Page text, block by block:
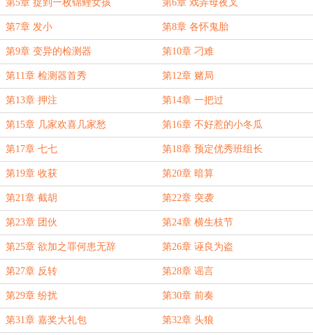
第5章 捉到一枚锦鲤女孩 第6章 戏弄母夜叉
第7章 发小 第8章 各怀鬼胎
第9章 变异的检测器 第10章 刁难
第11章 检测器首秀 第12章 赌局
第13章 押注 第14章 一把过
第15章 几家欢喜几家愁 第16章 不好惹的小冬瓜
第17章 七七 第18章 预定优秀班组长
第19章 收获 第20章 暗算
第21章 截胡 第22章 突袭
第23章 团伙 第24章 横生枝节
第25章 欲加之罪何患无辞 第26章 诬良为盗
第27章 反转 第28章 谣言
第29章 纷扰 第30章 前奏
第31章 嘉奖大礼包 第32章 头狼